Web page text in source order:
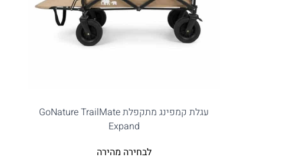
עגלת קמפינג מתקפלת GoNature TrailMate
Expand
לבחירה מהירה